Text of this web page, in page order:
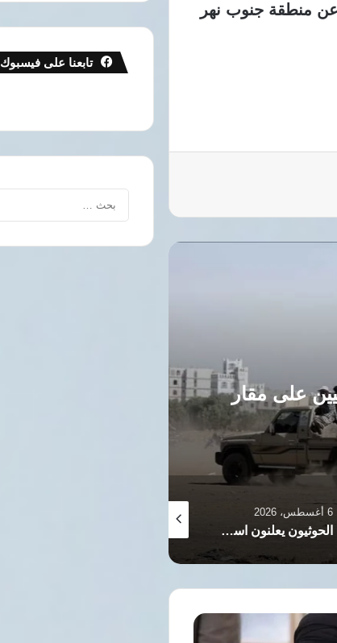
منطقة جنوب نهر
تركيا وباكستان والسعودية ومصر 15 أغسطس
الحوثيون يعلنون استهداف ناقلة نفط سعودية ثانية بصاروخ باليستي في خليج عدن
تابعنا على فيسبوك